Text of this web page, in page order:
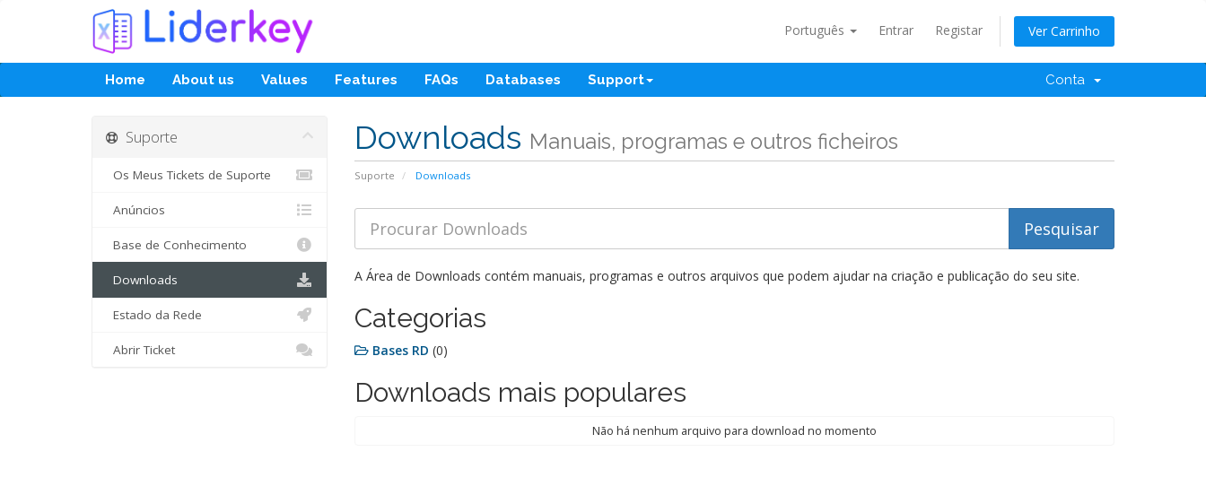
Português Entrar Registar Ver Carrinho
Home About us Values Features FAQs Databases Support Conta
Downloads Manuais, programas e outros ficheiros
Suporte Downloads
A Área de Downloads contém manuais, programas e outros arquivos que podem ajudar na criação e publicação do seu site.
Categorias
Bases RD (0)
Downloads mais populares
Não há nenhum arquivo para download no momento
Suporte
Os Meus Tickets de Suporte
Anúncios
Base de Conhecimento
Downloads
Estado da Rede
Abrir Ticket